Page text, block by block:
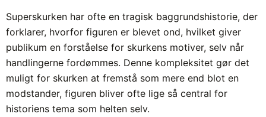
Superskurken har ofte en tragisk baggrundshistorie, der
forklarer, hvorfor figuren er blevet ond, hvilket giver
publikum en forståelse for skurkens motiver, selv når
handlingerne fordømmes. Denne kompleksitet gør det
muligt for skurken at fremstå som mere end blot en
modstander, figuren bliver ofte lige så central for
historiens tema som helten selv.